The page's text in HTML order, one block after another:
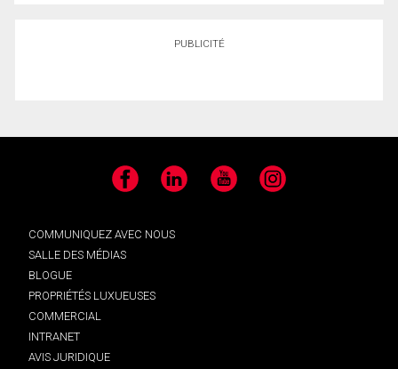
PUBLICITÉ
Facebook LinkedIn YouTube Instagram
COMMUNIQUEZ AVEC NOUS
SALLE DES MÉDIAS
BLOGUE
PROPRIÉTÉS LUXUEUSES
COMMERCIAL
INTRANET
AVIS JURIDIQUE